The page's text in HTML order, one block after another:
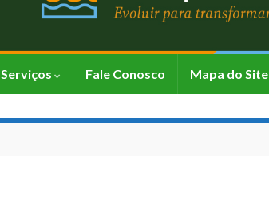
Serviços Fale Conosco Mapa do Site